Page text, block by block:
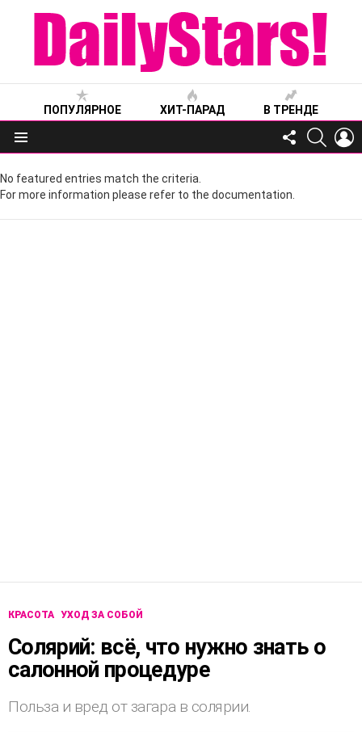
ПОПУЛЯРНОЕ ХИТ-ПАРАД В ТРЕНДЕ
Меню
FOLLOW
US
No featured entries match the criteria.
For more information please refer to the documentation.
КРАСОТА УХОД ЗА СОБОЙ
Солярий: всё, что нужно знать о
салонной процедуре
Польза и вред от загара в солярии.